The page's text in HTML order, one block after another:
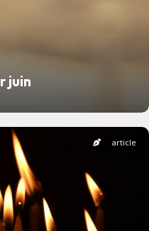
juin
article